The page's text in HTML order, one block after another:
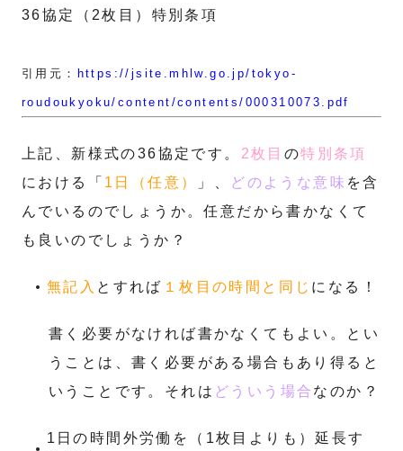
36協定（2枚目）特別条項
引用元： https://jsite.mhlw.go.jp/tokyo-
roudoukyoku/content/contents/000310073.pdf
上記、新様式の36協定です。 2枚目 の特別条項
における「 1日（任意） 」、 どのような意味 を含
んでいるのでしょうか。任意だから書かなくて
も良いのでしょうか？
無記入 とすれば １枚目の時間と同じ になる！
書く必要がなければ書かなくてもよい。とい
うことは、書く必要がある場合もあり得ると
いうことです。それは どういう場合 なのか？
1日の時間外労働を（1枚目よりも）延長す